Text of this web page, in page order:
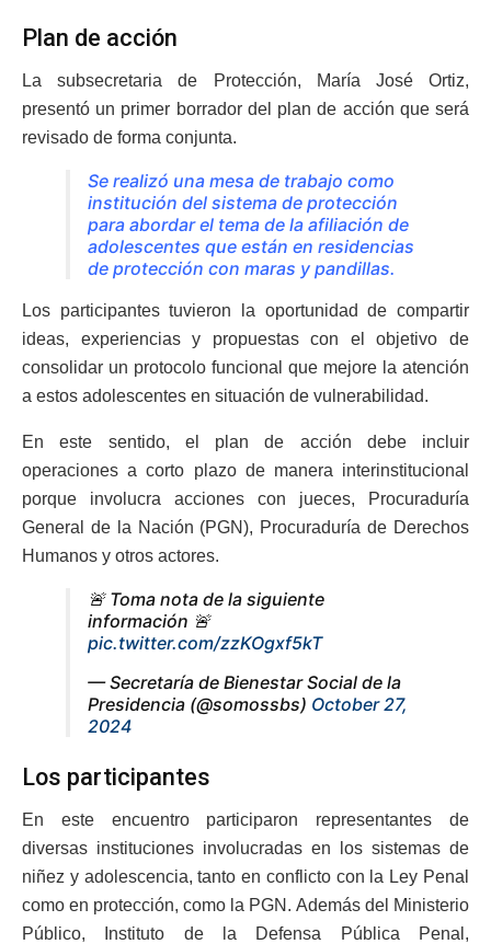
Plan de acción
La subsecretaria de Protección, María José Ortiz,
presentó un primer borrador del plan de acción que será
revisado de forma conjunta.
Se realizó una mesa de trabajo como
institución del sistema de protección
para abordar el tema de la afiliación de
adolescentes que están en residencias
de protección con maras y pandillas.
Los participantes tuvieron la oportunidad de compartir
ideas, experiencias y propuestas con el objetivo de
consolidar un protocolo funcional que mejore la atención
a estos adolescentes en situación de vulnerabilidad.
En este sentido, el plan de acción debe incluir
operaciones a corto plazo de manera interinstitucional
porque involucra acciones con jueces, Procuraduría
General de la Nación (PGN), Procuraduría de Derechos
Humanos y otros actores.
🚨 Toma nota de la siguiente
información 🚨
pic.twitter.com/zzKOgxf5kT
— Secretaría de Bienestar Social de la
Presidencia (@somossbs) October 27,
2024
Los participantes
En este encuentro participaron representantes de
diversas instituciones involucradas en los sistemas de
niñez y adolescencia, tanto en conflicto con la Ley Penal
como en protección, como la PGN. Además del Ministerio
Público, Instituto de la Defensa Pública Penal,